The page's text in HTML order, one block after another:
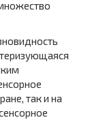
так и на